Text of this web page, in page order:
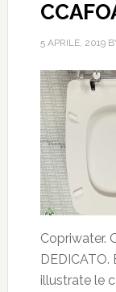
5 APRILE, 2019
Copriwater.
illustrate le